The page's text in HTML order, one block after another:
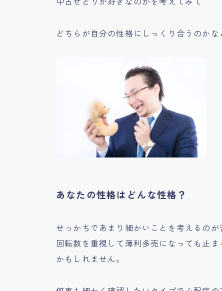
どちらが自分の性格にしっくり合うのか
あなたの性格はどんな性格？
せっかちであまり細かいことを考えるのが
回転数を重視して薄利多売になっても止
かもしれません。